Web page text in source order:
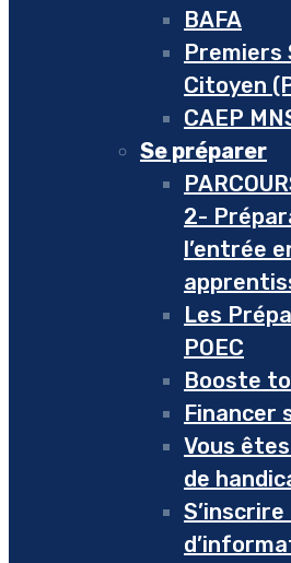
BAFA
Premiers
Citoyen
CAEP
Se préparer
2-
l’entrée
Les
POEC
Booste
Financer
Vous
de